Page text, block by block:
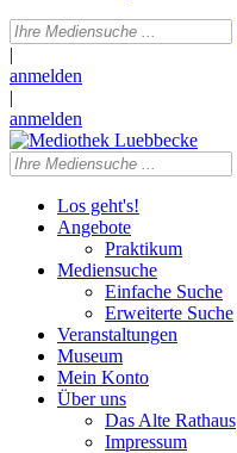
|
anmelden
|
anmelden
Los geht's!
Angebote
Praktikum
Mediensuche
Einfache Suche
Erweiterte Suche
Veranstaltungen
Museum
Mein Konto
Über uns
Das Alte Rathaus
Impressum